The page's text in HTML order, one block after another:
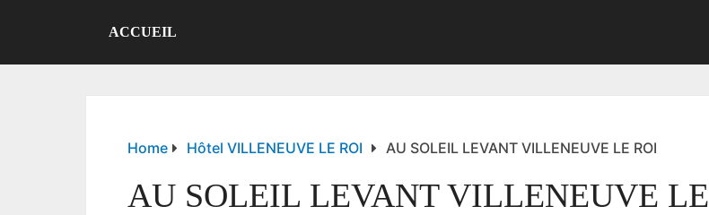
ACCUEIL
Home Hôtel VILLENEUVE LE ROI AU SOLEIL LEVANT VILLENEUVE LE ROI
AU SOLEIL LEVANT VILLENEUVE LE